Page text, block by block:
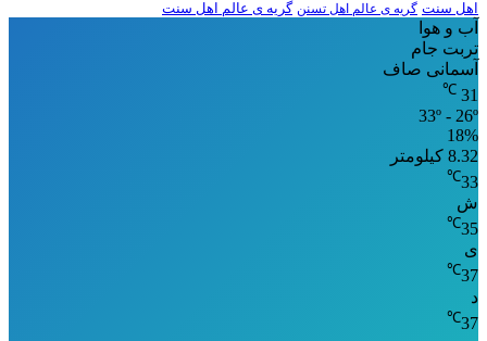
اهل سنت گریه ی عالم اهل تسنن گریه ی عالم اهل سنت
آب و هوا
تربت جام
آسمانی صاف
31
℃
33º - 26º
18%
8.32 کیلومتر
33
℃
ش
35
℃
ی
37
℃
د
37
℃